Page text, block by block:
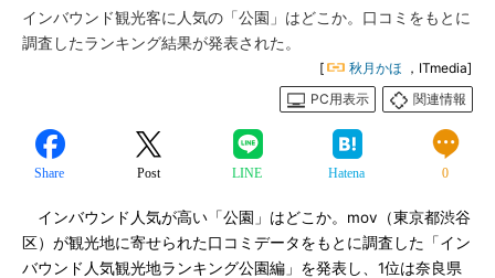
インバウンド観光客に人気の「公園」はどこか。口コミをもとに
調査したランキング結果が発表された。
[ 秋月かほ ，ITmedia]
PC用表示
関連情報
Share Post LINE Hatena 0
インバウンド人気が高い「公園」はどこか。mov（東京都渋谷
区）が観光地に寄せられた口コミデータをもとに調査した「イン
バウンド人気観光地ランキング公園編」を発表し、1位は奈良県